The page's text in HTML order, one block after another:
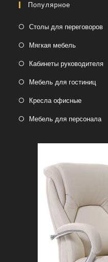
Популярное
Столы для переговоров
Мягкая мебель
Кабинеты руководителя
Мебель для гостиниц
Кресла офисные
Мебель для персонала